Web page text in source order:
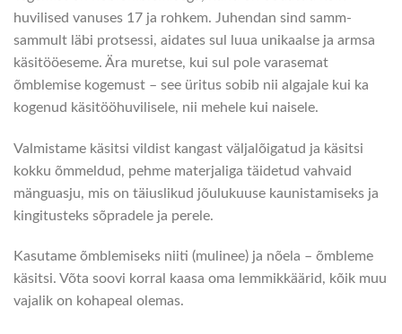
huvilised vanuses 17 ja rohkem. Juhendan sind samm-
sammult läbi protsessi, aidates sul luua unikaalse ja armsa
käsitööeseme. Ära muretse, kui sul pole varasemat
õmblemise kogemust – see üritus sobib nii algajale kui ka
kogenud käsitööhuvilisele, nii mehele kui naisele.
Valmistame käsitsi vildist kangast väljalõigatud ja käsitsi
kokku õmmeldud, pehme materjaliga täidetud vahvaid
mänguasju, mis on täiuslikud jõulukuuse kaunistamiseks ja
kingitusteks sõpradele ja perele.
Kasutame õmblemiseks niiti (mulinee) ja nõela – õmbleme
käsitsi. Võta soovi korral kaasa oma lemmikkäärid, kõik muu
vajalik on kohapeal olemas.